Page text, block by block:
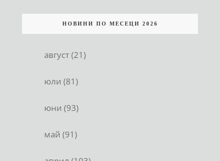
НОВИНИ ПО МЕСЕЦИ 2026
август (21)
юли (81)
юни (93)
май (91)